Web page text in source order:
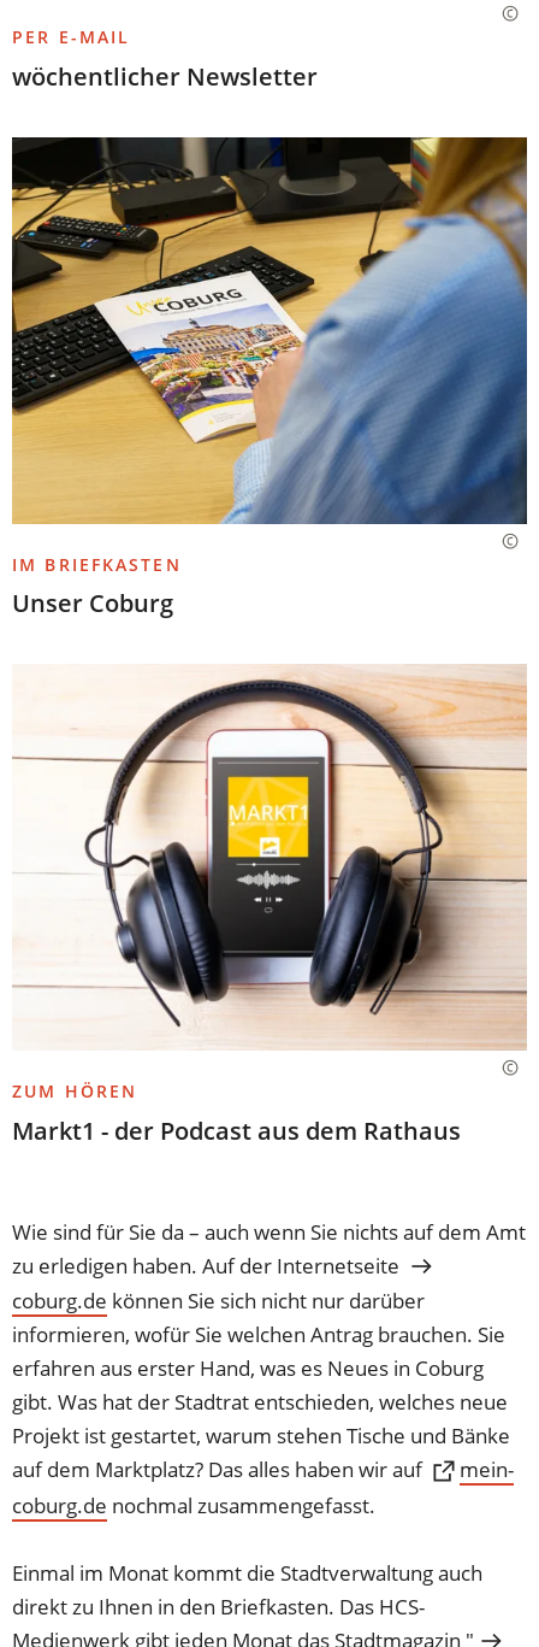
PER E-MAIL
wöchentlicher Newsletter
IM BRIEFKASTEN
Unser Coburg
ZUM HÖREN
Markt1 - der Podcast aus dem Rathaus
Wie sind für Sie da – auch wenn Sie nichts auf dem Amt
zu erledigen haben. Auf der Internetseite
coburg.de können Sie sich nicht nur darüber
informieren, wofür Sie welchen Antrag brauchen. Sie
erfahren aus erster Hand, was es Neues in Coburg
gibt. Was hat der Stadtrat entschieden, welches neue
Projekt ist gestartet, warum stehen Tische und Bänke
auf dem Marktplatz? Das alles haben wir auf
mein-
coburg.de
(Öffnet
einem
neuen
Tab)
nochmal zusammengefasst.
Einmal im Monat kommt die Stadtverwaltung auch
direkt zu Ihnen in den Briefkasten. Das HCS-
Medienwerk gibt jeden Monat das Stadtmagazin "